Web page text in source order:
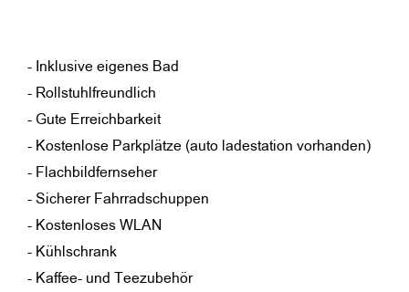
- Inklusive eigenes Bad
- Rollstuhlfreundlich
- Gute Erreichbarkeit
- Kostenlose Parkplätze (auto ladestation vorhanden)
- Flachbildfernseher
- Sicherer Fahrradschuppen
- Kostenloses WLAN
- Kühlschrank
- Kaffee- und Teezubehör